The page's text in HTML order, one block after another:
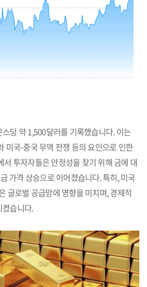
당 약 1,500달러를 기록했습니다. 이는
미국-중국 무역 전쟁 등의 요인으로 인한
서 투자자들은 안정성을 찾기 위해 금에 대
가격 상승으로 이어졌습니다. 특히, 미국
글로벌 공급망에 영향을 미치며, 경제적
습니다.